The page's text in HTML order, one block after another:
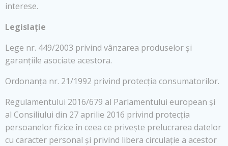
interese.
Legislație
Lege nr. 449/2003 privind vânzarea produselor și
garanțiile asociate acestora.
Ordonanța nr. 21/1992 privind protecția consumatorilor.
Regulamentului 2016/679 al Parlamentului european și
al Consiliului din 27 aprilie 2016 privind protecția
persoanelor fizice în ceea ce privește prelucrarea datelor
cu caracter personal și privind libera circulație a acestor